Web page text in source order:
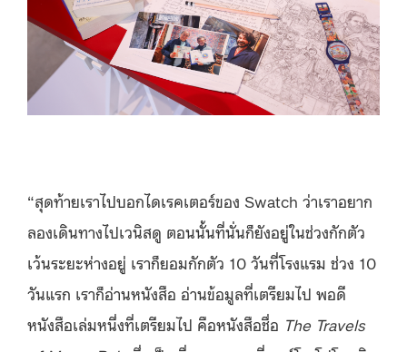
“สุดท้ายเราไปบอกไดเรคเตอร์ของ Swatch ว่าเราอยาก
ลองเดินทางไปเวนิสดู ตอนนั้นที่นั่นก็ยังอยู่ในช่วงกักตัว
เว้นระยะห่างอยู่ เราก็ยอมกักตัว 10 วันที่โรงแรม ช่วง 10
วันแรก เราก็อ่านหนังสือ อ่านข้อมูลที่เตรียมไป พอดี
หนังสือเล่มหนึ่งที่เตรียมไป คือหนังสือชื่อ The Travels